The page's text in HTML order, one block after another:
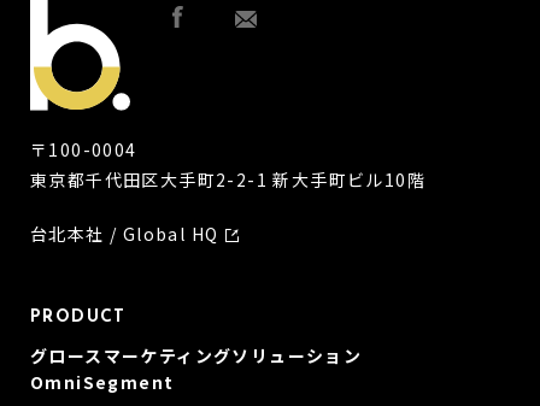
〒100-0004
東京都千代田区大手町2-2-1 新大手町ビル10階
台北本社 / Global HQ
PRODUCT
グロースマーケティングソリューション
OmniSegment